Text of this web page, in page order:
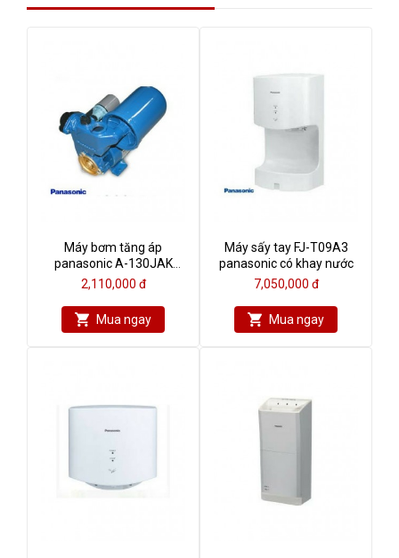
Máy bơm tăng áp
panasonic A-130JAK
125w
2,110,000 đ
Mua ngay
Máy sấy tay FJ-T09A3
panasonic có khay nước
7,050,000 đ
Mua ngay